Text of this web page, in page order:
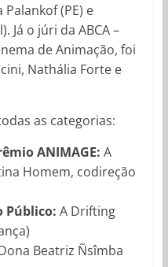
Palankof (PE) e
Já o júri da ABCA –
de Animação, foi
Nathália Forte e
as categorias:
ANIMAGE: A
Homem, codireção
Público: A Drifting
Beatriz Ñsîmba